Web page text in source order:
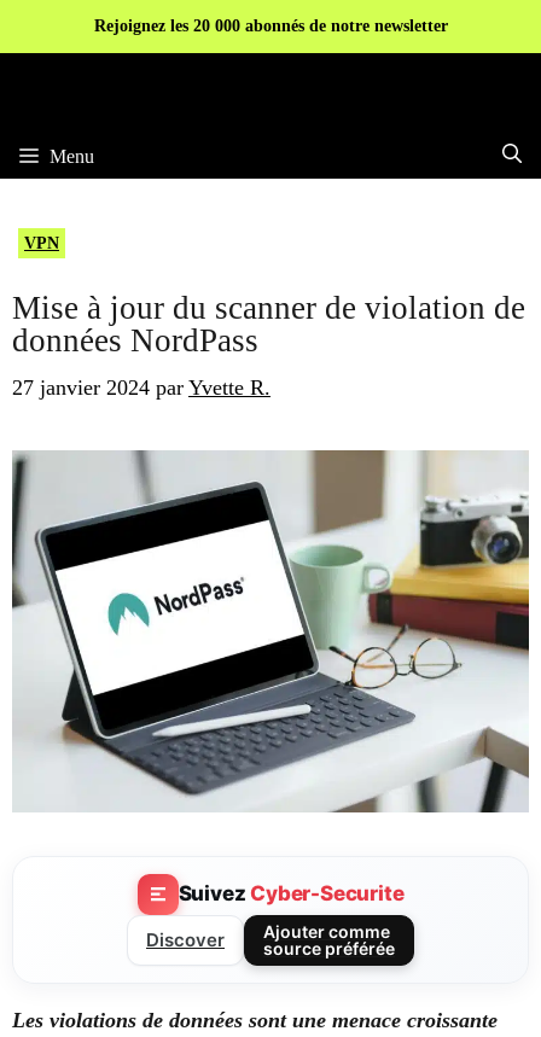
Rejoignez les 20 000 abonnés de notre newsletter
Menu
VPN
Mise à jour du scanner de violation de
données NordPass
27 janvier 2024 par Yvette R.
SuivezCyber-Securite
Discover
Ajouter comme
source préférée
Les violations de données sont une menace croissante